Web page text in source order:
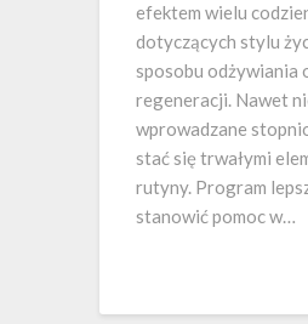
efektem wielu
dotyczących stylu
sposobu odżywiania
regeneracji. Nawet
wprowadzane
stać się trwałymi
rutyny. Program
stanowić pomoc w…